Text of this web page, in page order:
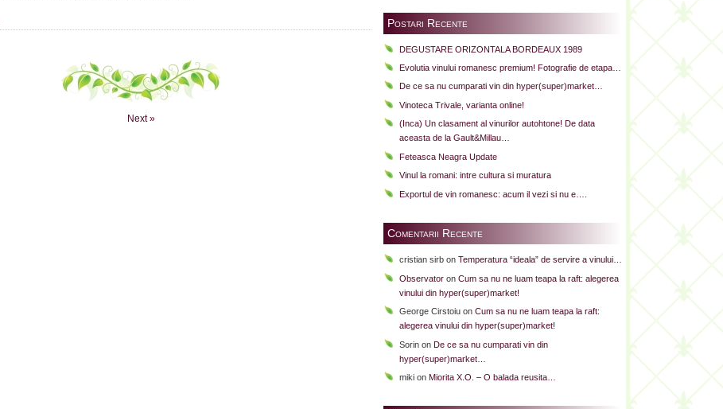
Next »
Postari Recente
DEGUSTARE ORIZONTALA BORDEAUX 1989
Evolutia vinului romanesc premium! Fotografie de etapa…
De ce sa nu cumparati vin din hyper(super)market…
Vinoteca Trivale, varianta online!
(Inca) Un clasament al vinurilor autohtone! De data
aceasta de la Gault&Millau…
Feteasca Neagra Update
Vinul la romani: intre cultura si muratura
Exportul de vin romanesc: acum il vezi si nu e….
Comentarii Recente
cristian sirb on Temperatura “ideala” de servire a vinului…
Observator on Cum sa nu ne luam teapa la raft: alegerea
vinului din hyper(super)market!
George Cirstoiu on Cum sa nu ne luam teapa la raft:
alegerea vinului din hyper(super)market!
Sorin on De ce sa nu cumparati vin din
hyper(super)market…
miki on Miorita X.O. – O balada reusita…